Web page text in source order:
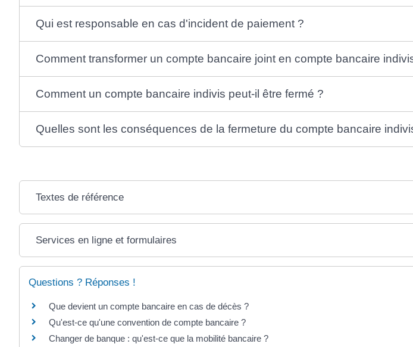
Qui est responsable en cas d'incident de paiement ?
Comment transformer un compte bancaire joint en compte bancaire
Comment un compte bancaire indivis peut-il être fermé ?
Quelles sont les conséquences de la fermeture du compte bancaire
Textes de référence
Services en ligne et formulaires
Questions ? Réponses !
Que devient un compte bancaire en cas de décès ?
Qu'est-ce qu'une convention de compte bancaire ?
Changer de banque : qu'est-ce que la mobilité bancaire ?